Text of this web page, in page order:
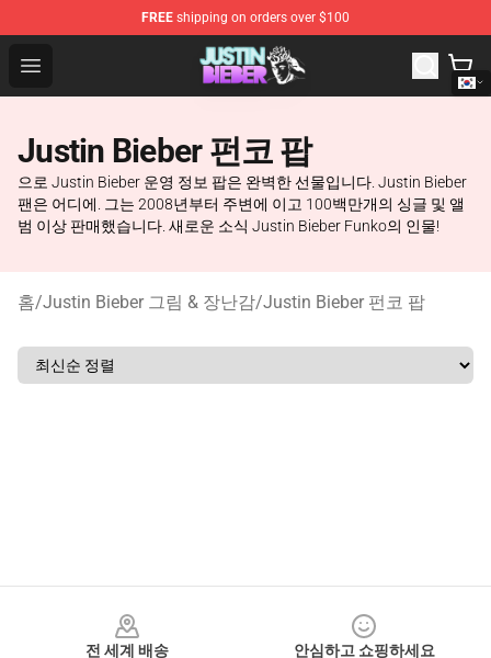
FREE shipping on orders over $100
Open menu
Justin Bieber Store - Official Justin Bieber Merchandise
Justin Bieber 펀코 팝
으로 Justin Bieber 운영 정보 팝은 완벽한 선물입니다. Justin Bieber
팬은 어디에. 그는 2008년부터 주변에 이고 100백만개의 싱글 및 앨
범 이상 판매했습니다. 새로운 소식 Justin Bieber Funko의 인물!
홈/Justin Bieber 그림 & 장난감/Justin Bieber 펀코 팝
전 세계 배송
안심하고 쇼핑하세요